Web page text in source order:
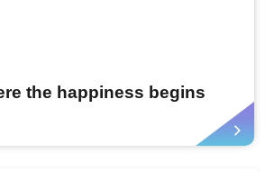
the happiness begins